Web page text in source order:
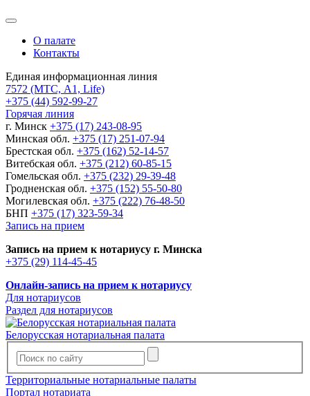
О палате
Контакты
Единая информационная линия
7572 (МТС, A1, Life)
+375 (44) 592-99-27
Горячая линия
г. Минск +375 (17) 243-08-95
Минская обл. +375 (17) 251-07-94
Брестская обл. +375 (162) 52-14-57
Витебская обл. +375 (212) 60-85-15
Гомельская обл. +375 (232) 29-39-48
Гродненская обл. +375 (152) 55-50-80
Могилевская обл. +375 (222) 76-48-50
БНП +375 (17) 323-59-34
Запись на прием
Запись на прием к нотариусу г. Минска
+375 (29) 114-45-45
Онлайн-запись на прием к нотариусу
Для нотариусов
Раздел для нотариусов
Белорусская нотариальная палата
Территориальные нотариальные палаты
Портал нотариата